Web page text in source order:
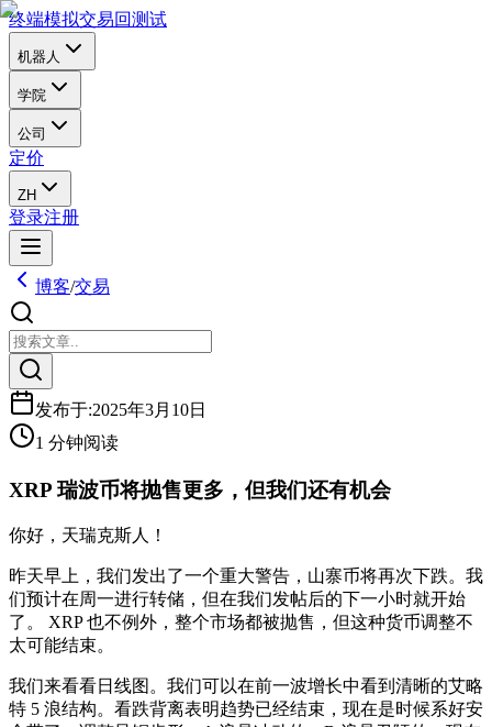
终端模拟交易回测试
机器人
学院
公司
定价
ZH
登录注册
博客/交易
发布于:2025年3月10日
1 分钟阅读
XRP 瑞波币将抛售更多，但我们还有机会
你好，天瑞克斯人！
昨天早上，我们发出了一个重大警告，山寨币将再次下跌。我
们预计在周一进行转储，但在我们发帖后的下一小时就开始
了。 XRP 也不例外，整个市场都被抛售，但这种货币调整不
太可能结束。
我们来看看日线图。我们可以在前一波增长中看到清晰的艾略
特 5 浪结构。看跌背离表明趋势已经结束，现在是时候系好安